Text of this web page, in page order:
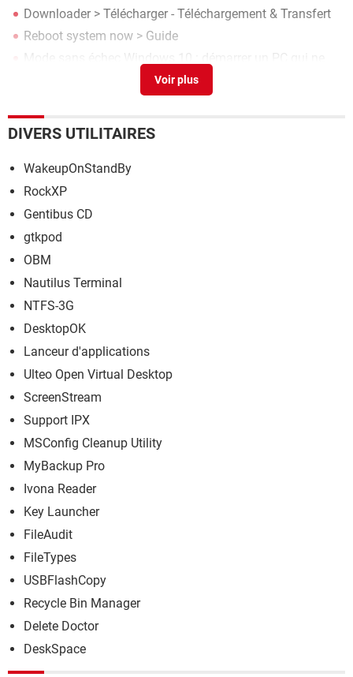
Downloader > Télécharger - Téléchargement & Transfert
Reboot system now > Guide
Mode sans échec Windows 10 : démarrer un PC qui ne
Température du PC : la voir avec un logiciel
DIVERS UTILITAIRES
WakeupOnStandBy
RockXP
Gentibus CD
gtkpod
OBM
Nautilus Terminal
NTFS-3G
DesktopOK
Lanceur d'applications
Ulteo Open Virtual Desktop
ScreenStream
Support IPX
MSConfig Cleanup Utility
MyBackup Pro
Ivona Reader
Key Launcher
FileAudit
FileTypes
USBFlashCopy
Recycle Bin Manager
Delete Doctor
DeskSpace